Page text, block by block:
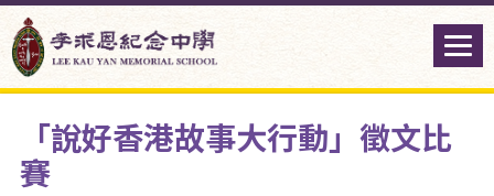
「說好香港故事大行動」徵文比
賽